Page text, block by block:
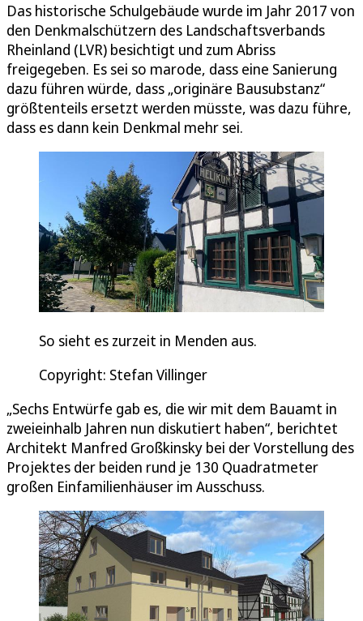
Das historische Schulgebäude wurde im Jahr 2017 von
den Denkmalschützern des Landschaftsverbands
Rheinland (LVR) besichtigt und zum Abriss
freigegeben. Es sei so marode, dass eine Sanierung
dazu führen würde, dass „originäre Bausubstanz“
größtenteils ersetzt werden müsste, was dazu führe,
dass es dann kein Denkmal mehr sei.
So sieht es zurzeit in Menden aus.
Copyright: Stefan Villinger
„Sechs Entwürfe gab es, die wir mit dem Bauamt in
zweieinhalb Jahren nun diskutiert haben“, berichtet
Architekt Manfred Großkinsky bei der Vorstellung des
Projektes der beiden rund je 130 Quadratmeter
großen Einfamilienhäuser im Ausschuss.